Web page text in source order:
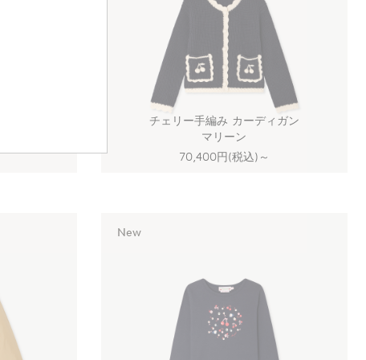
チェリー手編み カーディガン
マリーン
70,400円(税込) ～
New